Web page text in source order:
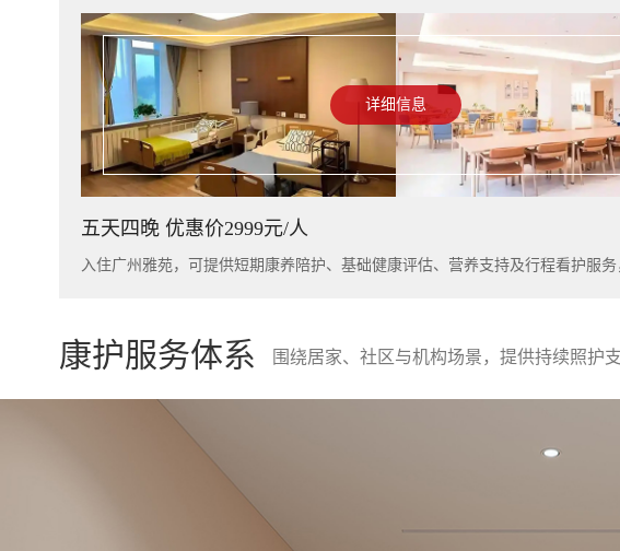
详细信息
五天四晚 优惠价2999元/人
康护服务体系 围绕居家、社区与机构场景，提供持续照护